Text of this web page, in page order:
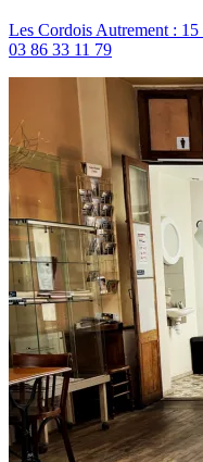
Les Cordois Autrement :
03 86 33 11 79